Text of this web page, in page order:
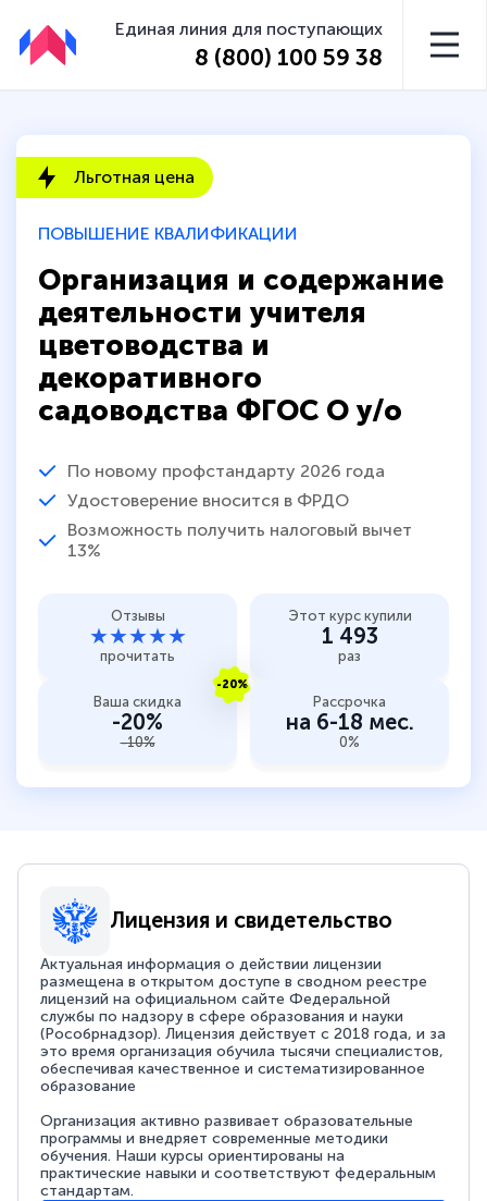
Единая линия для поступающих
8 (800) 100 59 38
ПОВЫШЕНИЕ КВАЛИФИКАЦИИ
Организация и содержание
деятельности учителя
цветоводства и
декоративного
садоводства ФГОС О у/о
По новому профстандарту 2026 года
Удостоверение вносится в ФРДО
Возможность получить налоговый вычет
13%
Льготная цена
Отзывы
★★★★★
прочитать
Этот курс купили
1 493
раз
-20%
Ваша скидка
-20%
-10%
Рассрочка
на 6-18 мес.
0%
Лицензия и свидетельство
Актуальная информация о действии лицензии
размещена в открытом доступе в сводном реестре
лицензий на официальном сайте Федеральной
службы по надзору в сфере образования и науки
(Рособрнадзор). Лицензия действует с 2018 года, и за
это время организация обучила тысячи специалистов,
обеспечивая качественное и систематизированное
образование
Организация активно развивает образовательные
программы и внедряет современные методики
обучения. Наши курсы ориентированы на
практические навыки и соответствуют федеральным
стандартам.